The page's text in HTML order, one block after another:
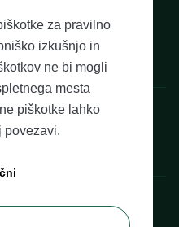
35, 1505 Ljubljana
za pravilno
izkušnjo in
ne bi mogli
mesta
piškotke lahko
povezavi.